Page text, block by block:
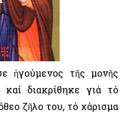
ἡγούμενος τῆς μονῆς
διακρίθηκε γιά τό
ζῆλο του, τό χάρισμα